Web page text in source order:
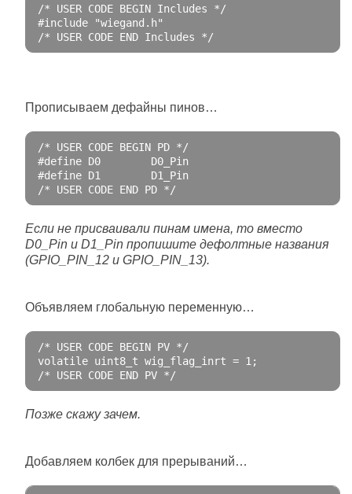
/* USER CODE BEGIN Includes */
#include "wiegand.h"
/* USER CODE END Includes */
Прописываем дефайны пинов…
/* USER CODE BEGIN PD */
#define D0        D0_Pin
#define D1        D1_Pin
/* USER CODE END PD */
Если не присваивали пинам имена, то вместо
D0_Pin и D1_Pin пропишите дефолтные названия
(GPIO_PIN_12 и GPIO_PIN_13).
Объявляем глобальную переменную…
/* USER CODE BEGIN PV */
volatile uint8_t wig_flag_inrt = 1;
/* USER CODE END PV */
Позже скажу зачем.
Добавляем колбек для прерываний…